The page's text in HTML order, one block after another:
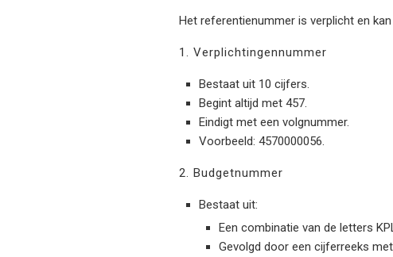
Het referentienummer is verplicht en
1. Verplichtingennummer
Bestaat uit 10 cijfers.
Begint altijd met 457.
Eindigt met een volgnummer.
Voorbeeld: 4570000056.
2. Budgetnummer
Bestaat uit:
Een combinatie van de letters
Gevolgd door een cijferreeks